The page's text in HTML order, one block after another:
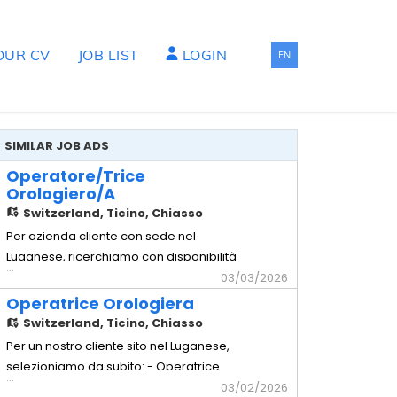
CV JOB LIST LOGIN EN
SIMILAR JOB ADS
Operatore/trice
Orologiero/a
Switzerland, Ticino, Chiasso
Per azienda cliente con sede nel
Luganese, ricerchiamo con disponibilità
immediata un: Operatore/trice
Orologiero/a MANSIONARIO: -
Applicazione e montaggio delle sfere sui
precisione e attenzione ai particolari -
Corretta gestione di componenti, utensili
...
03/03/2026
Operatrice Orologiera
Switzerland, Ticino, Chiasso
Per un nostro cliente sito nel Luganese,
selezioniamo da subito: - Operatrice
Orologiera Mansionario - Montaggio e
...
03/02/2026